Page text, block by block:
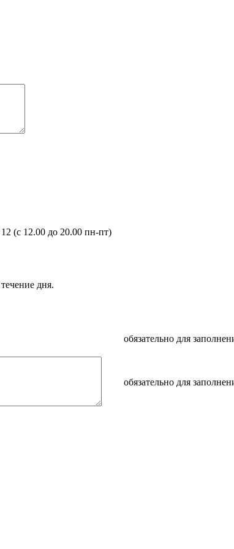
(с 12.00 до 20.00 пн-пт)
дня.
обязательно для
обязательно для